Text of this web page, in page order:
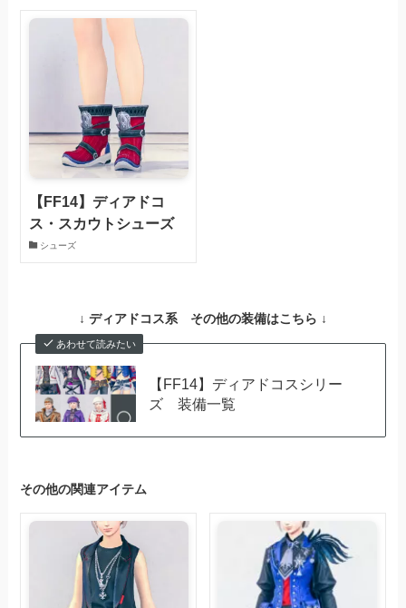
【FF14】ディアドコ
ス・スカウトシューズ
シューズ
↓ ディアドコス系 その他の装備はこちら ↓
あわせて読みたい
【FF14】ディアドコスシリー
ズ 装備一覧
その他の関連アイテム